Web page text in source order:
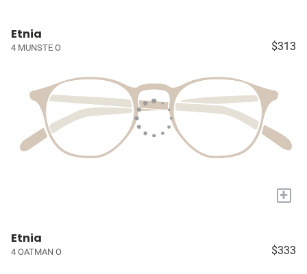
Etnia
4 MUNSTE O $313
+
Etnia
4 OATMAN O $333